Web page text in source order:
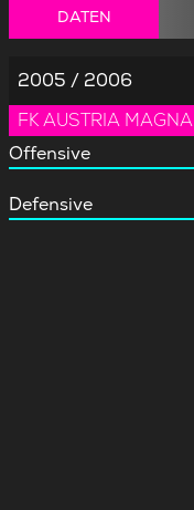
DATEN
2005 / 2006
FK AUSTRIA MAGNA
Offensive
Defensive